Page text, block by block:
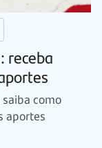
receba
como
aportes